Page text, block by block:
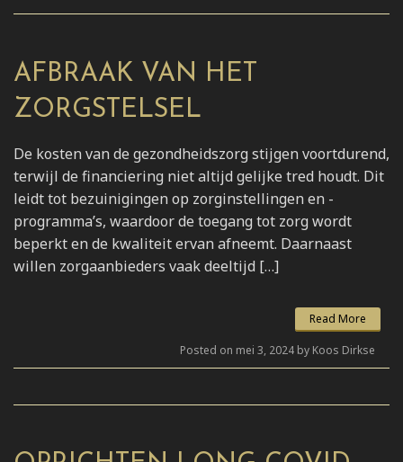
AFBRAAK VAN HET
ZORGSTELSEL
De kosten van de gezondheidszorg stijgen voortdurend,
terwijl de financiering niet altijd gelijke tred houdt. Dit
leidt tot bezuinigingen op zorginstellingen en -
programma’s, waardoor de toegang tot zorg wordt
beperkt en de kwaliteit ervan afneemt. Daarnaast
willen zorgaanbieders vaak deeltijd […]
Read More
Posted on mei 3, 2024 by Koos Dirkse